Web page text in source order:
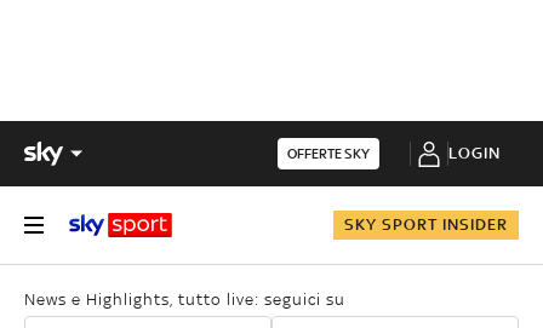
OFFERTE SKY LOGIN
SKY SPORT INSIDER
News e Highlights, tutto live: seguici su